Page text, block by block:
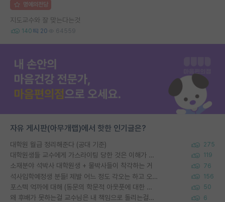
명예의전당
지도교수와 잘 맞는다는것
140 20 64559
자유 게시판(아무개랩)에서 핫한 인기글은?
대학원 월급 정리해준다 (공대 기준) 275
대학원생들 교수에게 가스라이팅 당한 것은 이해가 갑니다. 안타깝네요. 119
소재분야 석박사 대학원생 + 물박사들이 착각하는 거 76
석사입학예정생 분들! 제발 어느 정도 각오는 하고 오세요. 156
포스텍 억까에 대해 (동문의 학문적 아웃풋에 대한 반박) 50
왜 후배가 못하는걸 교수님은 내 책임으로 돌리는걸까요? 6